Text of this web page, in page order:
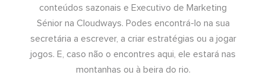
conteúdos sazonais e Executivo de Marketing
Sénior na Cloudways. Podes encontrá-lo na sua
secretária a escrever, a criar estratégias ou a jogar
jogos. E, caso não o encontres aqui, ele estará nas
montanhas ou à beira do rio.